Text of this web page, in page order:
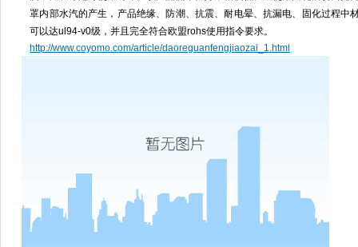
罩内部水汽的产生，产品绝缘、防潮、抗震、耐电晕、抗漏电、固化过程中
可以达ul94-v0级，并且完全符合欧盟rohs使用指令要求。
http://www.coyomo.com/article/daoreguanfengjiaozai_1.html